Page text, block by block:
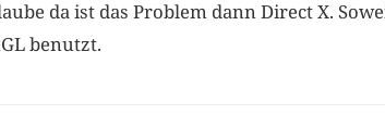
da ist das Problem dann Direct X.
benutzt.